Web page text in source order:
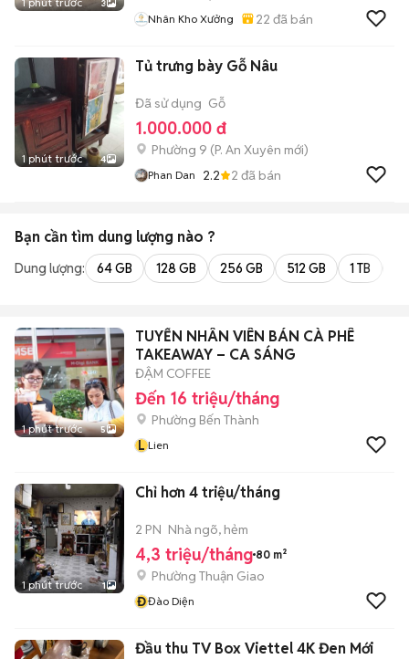
3
Nhân Kho Xưởng 22 đã bán
1 phút trước 4
Tủ trưng bày Gỗ Nâu
Đã sử dụng Gỗ
1.000.000 đ
Phường 9 (P. An Xuyên mới)
Phan Dan 2.2 2 đã bán
Bạn cần tìm dung lượng nào ?
Dung lượng: 64 GB 128 GB 256 GB 512 GB 1 TB
1 phút trước 5
TUYỂN NHÂN VIÊN BÁN CÀ PHÊ
TAKEAWAY – CA SÁNG
ĐẬM COFFEE
Đến 16 triệu/tháng
Phường Bến Thành
L Lien
1 phút trước 1
Chỉ hơn 4 triệu/tháng
2 PN Nhà ngõ, hẻm
4,3 triệu/tháng 80 m²
Phường Thuận Giao
ĐĐào Diện
Đầu thu TV Box Viettel 4K Đen Mới